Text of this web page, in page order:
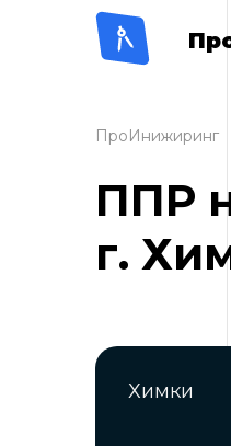
ПроИнижиринг
ППР
г.
Химки